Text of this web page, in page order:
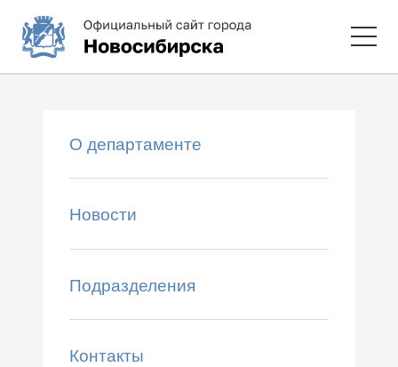
О департаменте
Новости
Подразделения
Контакты